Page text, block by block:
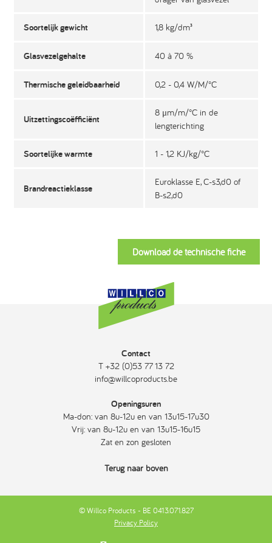
Soortelijk gewicht 1,8 kg/dm³
Glasvezelgehalte 40 à 70 %
Thermische geleidbaarheid 0,2 - 0,4 W/M/°C
Uitzettingscoëfficiënt
8 μm/m/°C in de
lengterichting
Soortelijke warmte 1 - 1,2 KJ/kg/°C
Brandreactieklasse
Euroklasse E, C-s3,d0 of
B-s2,d0
Download de technische fiche
Contact
T +32 (0)53 77 13 72
info@willcoproducts.be
Openingsuren
Ma-don: van 8u-12u en van 13u15-17u30
Vrij: van 8u-12u en van 13u15-16u15
Zat en zon gesloten
Terug naar boven
© Willco Products - BE 0413.071.827
Privacy Policy